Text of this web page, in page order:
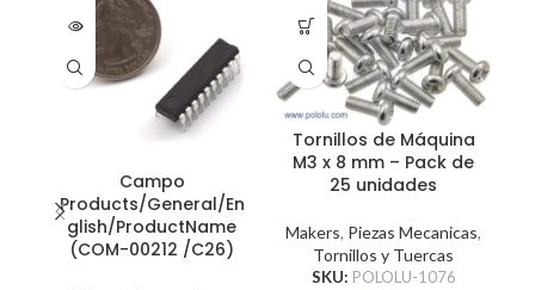
Campo
Products/General/En
glish/ProductName
(COM-00212 /C26)
Tornillos de Máquina
M3 x 8 mm – Pack de
25 unidades
Makers, Piezas Mecanicas,
Tornillos y Tuercas
SKU: POLOLU-1076